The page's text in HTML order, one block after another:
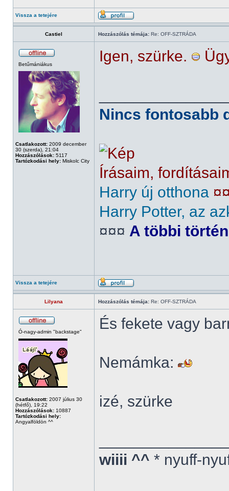
Vissza a tetejére
Castiel Hozzászólás témája: Re: OFF-SZTRÁDA
Betűmániákus
Csatlakozott: 2009 december
30 (szerda), 21:04
Hozzászólások: 5117
Tartózkodási hely: Miskolc City
Igen, szürke.
Nincs fontosabb
Írásaim,
Harry új otthona
Harry Potter, az
¤¤¤ A többi
Vissza a tetejére
Lilyana Hozzászólás témája: Re: OFF-SZTRÁDA
Ó-nagy-admin "backstage"
Csatlakozott: 2007 július 30
(hétfő), 19:22
Hozzászólások: 10887
Tartózkodási hely:
Angyalföldön ^^
És fekete vagy
Nemámka:
izé, szürke
wiiii ^^ * nyuff-